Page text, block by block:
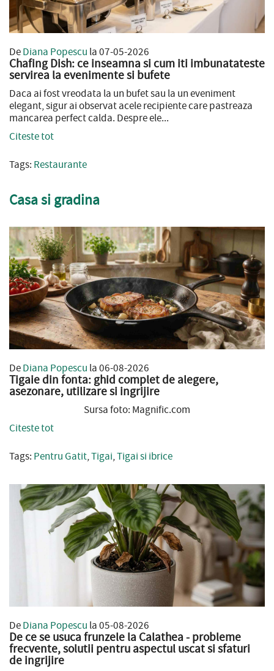
DeDiana Popescu la 07-05-2026
Chafing Dish: ce inseamna si cum iti imbunatateste
servirea la evenimente si bufete
Daca ai fost vreodata la un bufet sau la un eveniment
elegant, sigur ai observat acele recipiente care pastreaza
mancarea perfect calda. Despre ele...
Citeste tot
Tags: Restaurante
Casa si gradina
DeDiana Popescu la 06-08-2026
Tigaie din fonta: ghid complet de alegere,
asezonare, utilizare si ingrijire
Sursa foto: Magnific.com
Citeste tot
Tags: Pentru Gatit,Tigai,Tigai si ibrice
DeDiana Popescu la 05-08-2026
De ce se usuca frunzele la Calathea - probleme
frecvente, solutii pentru aspectul uscat si sfaturi
de ingrijire